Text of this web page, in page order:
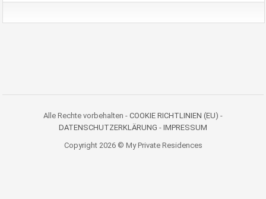
Alle Rechte vorbehalten - COOKIE RICHTLINIEN (EU) -
DATENSCHUTZERKLÄRUNG - IMPRESSUM
Copyright 2026 © My Private Residences